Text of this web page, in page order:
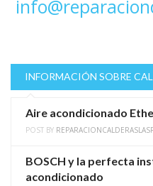
INFORMACIÓN SOBRE
Aire acondicionado
POST BY
BOSCH y la perfecta
acondicionado